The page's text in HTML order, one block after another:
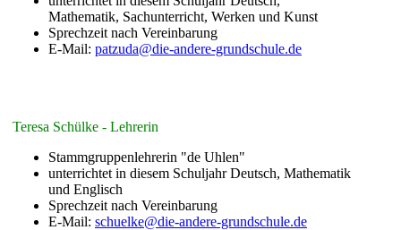
Mathematik, Sachunterricht, Werken und Kunst
Sprechzeit nach Vereinbarung
E-Mail: patzuda@die-andere-grundschule.de
Teresa Schülke - Lehrerin
Stammgruppenlehrerin "de Uhlen"
unterrichtet in diesem Schuljahr Deutsch, Mathematik
und Englisch
Sprechzeit nach Vereinbarung
E-Mail: schuelke@die-andere-grundschule.de